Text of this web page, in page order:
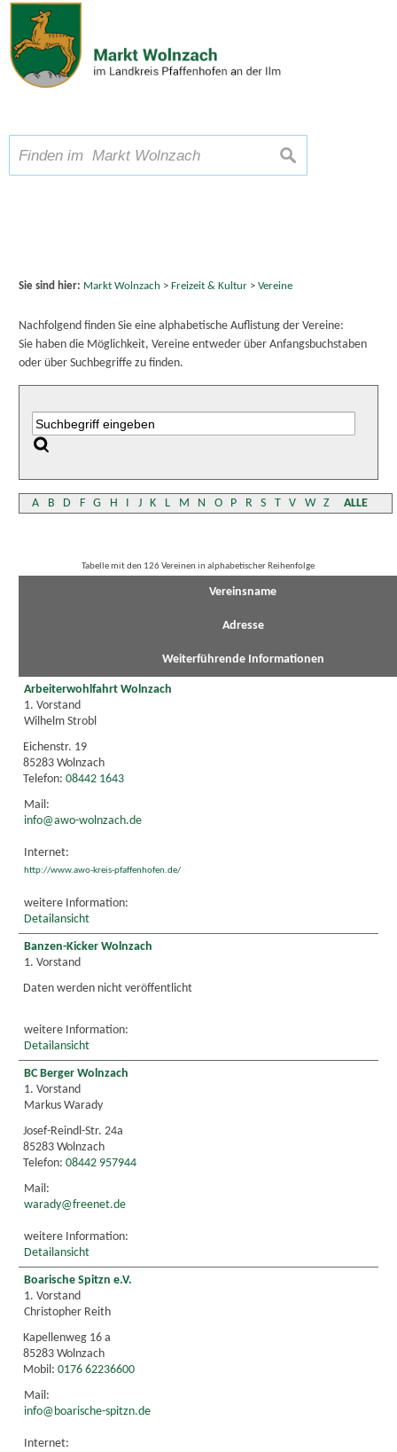
Zum Inhalt,zur Navigation
Schriftgröße A A A suchen
Sie sind hier: Markt Wolnzach > Freizeit & Kultur> Vereine
Nachfolgend finden Sie eine alphabetische Auflistung der Vereine:
Sie haben die Möglichkeit, Vereine entweder über Anfangsbuchstaben
oder über Suchbegriffe zu finden.
A B D F G H I J K L M N O P R S T V W Z ALLE
Tabelle mit den 126 Vereinen in alphabetischer Reihenfolge
Vereinsname
Adresse
Weiterführende Informationen
Arbeiterwohlfahrt Wolnzach
1. Vorstand
Wilhelm Strobl
Eichenstr. 19
85283 Wolnzach
Telefon: 08442 1643
Mail:
info@awo-wolnzach.de
Internet:
http://www.awo-kreis-pfaffenhofen.de/
weitere Information:
Detailansicht
Banzen-Kicker Wolnzach
1. Vorstand
Daten werden nicht veröffentlicht
weitere Information:
Detailansicht
BC Berger Wolnzach
1. Vorstand
Markus Warady
Josef-Reindl-Str. 24a
85283 Wolnzach
Telefon: 08442 957944
Mail:
warady@freenet.de
weitere Information:
Detailansicht
Boarische Spitzn e.V.
1. Vorstand
Christopher Reith
Kapellenweg 16 a
85283 Wolnzach
Mobil: 0176 62236600
Mail:
info@boarische-spitzn.de
Internet: